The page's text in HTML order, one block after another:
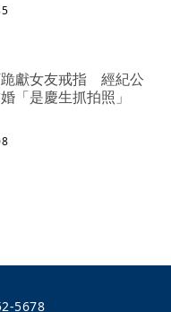
獻女友戒指 經紀公
「是慶生抓拍照」
5678